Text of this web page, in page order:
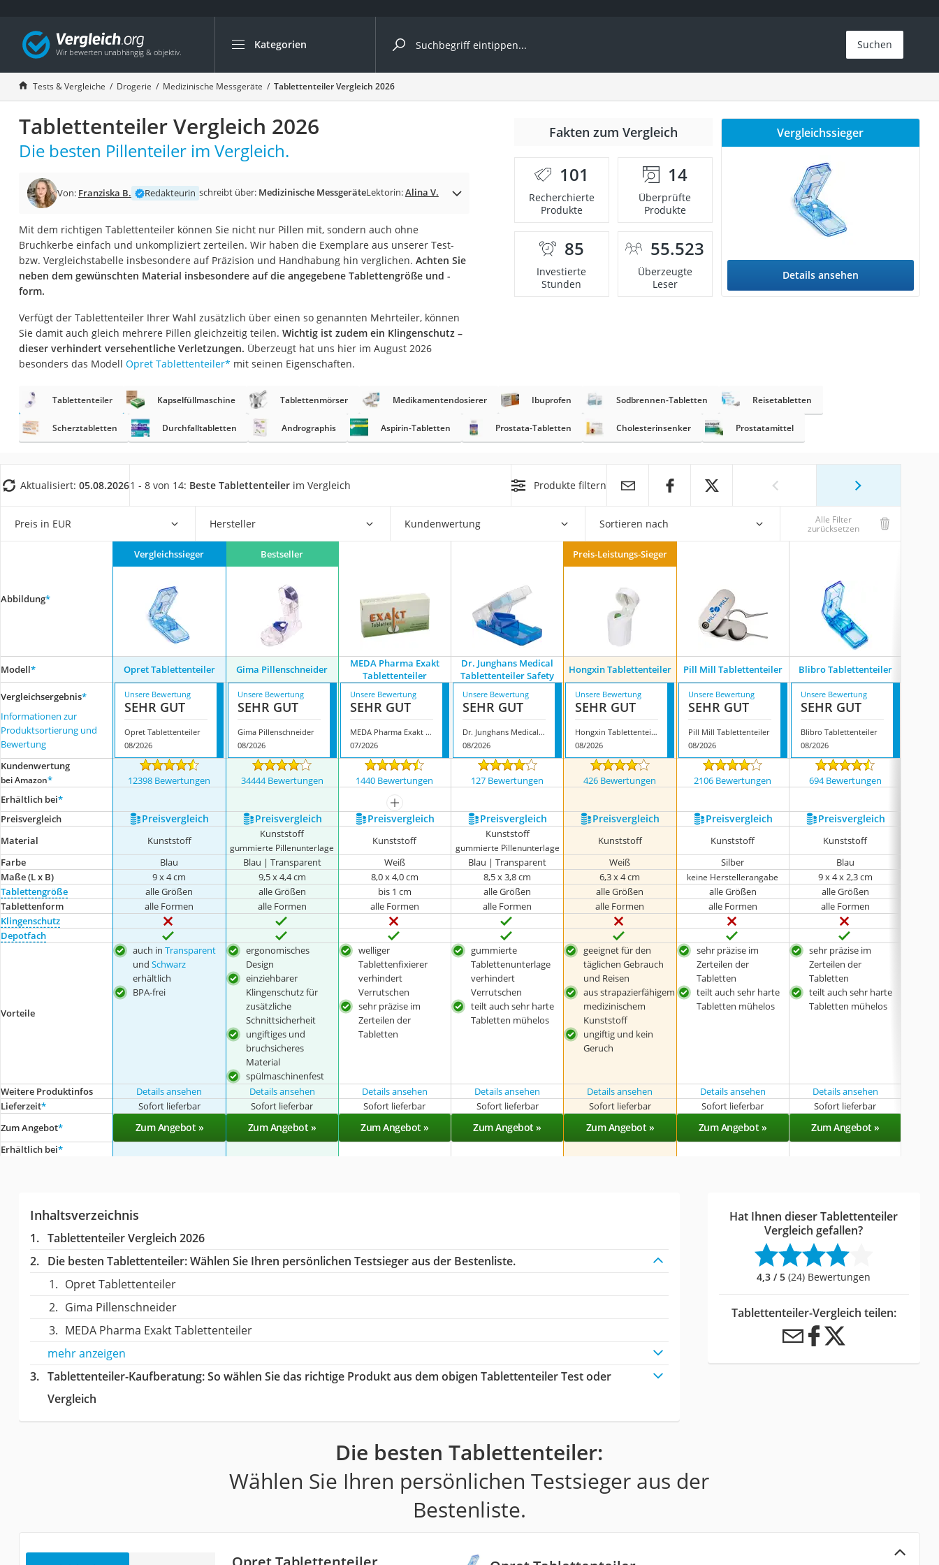
Kategorien
Die beliebtesten Vergleiche nach Kategorie
Drogerie
Inhalator
Haarschneider
Rollator
Braun Rasierer
Katzenklappe (Chip)
Masturbator
Massagepistole
Epilierer
Eiweißpulver
Magnesiumpräparat
Katzenklappe
Nackenmassagegerät
Zeckenschutz Katze
leichter Haartrockner
Schildkrötenhaus
Massagegerät
Service
Suchen
Tests & Vergleiche Drogerie Medizinische Messgeräte Tablettenteiler Vergleich 2026
Tablettenteiler Vergleich 2026
Die besten Pillenteiler im Vergleich.
Von: Franziska B. Redakteurin schreibt über: Medizinische MessgeräteLektorin:Alina V.
Mit dem richtigen Tablettenteiler können Sie nicht nur Pillen mit, sondern auch ohne
Bruchkerbe einfach und unkompliziert zerteilen. Wir haben die Exemplare aus unserer Test-
bzw. Vergleichstabelle insbesondere auf Präzision und Handhabung hin verglichen. Achten Sie
neben dem gewünschten Material insbesondere auf die angegebene Tablettengröße und -
form.
Verfügt der Tablettenteiler Ihrer Wahl zusätzlich über einen so genannten Mehrteiler, können
Sie damit auch gleich mehrere Pillen gleichzeitig teilen. Wichtig ist zudem ein Klingenschutz –
dieser verhindert versehentliche Verletzungen. Überzeugt hat uns hier im August 2026
besonders das Modell Opret Tablettenteiler* mit seinen Eigenschaften.
Fakten zum Vergleich
101
Recherchierte
Produkte
14
Überprüfte
Produkte
85
Investierte
Stunden
55.523
Überzeugte
Leser
Vergleichssieger
Details ansehen
Tablettenteiler Kapselfüllmaschine Tablettenmörser Medikamentendosierer Ibuprofen Sodbrennen-Tabletten Reisetabletten
Scherztabletten Durchfalltabletten Andrographis Aspirin-Tabletten Prostata-Tabletten Cholesterinsenker Prostatamittel
Aktualisiert: 05.08.20261 - 8 von 14: Beste Tablettenteiler im Vergleich Produkte filtern
Preis in EUR Hersteller Kundenwertung Sortieren nach Alle Filter
zurücksetzen
Abbildung*
Vergleichssieger Bestseller Preis-Leistungs-Sieger
Modell* Opret Tablettenteiler Gima Pillenschneider
MEDA Pharma Exakt
Tablettenteiler
Dr. Junghans Medical
Tablettenteiler Safety
Hongxin Tablettenteiler Pill Mill Tablettenteiler Blibro Tablettenteiler
Vergleichsergebnis*
Informationen zur
Produktsortierung und
Bewertung
Unsere Bewertung
SEHR GUT
Opret Tablettenteiler
08/2026
Unsere Bewertung
SEHR GUT
Gima Pillenschneider
08/2026
Unsere Bewertung
SEHR GUT
MEDA Pharma Exakt Tablettenteiler
07/2026
Unsere Bewertung
SEHR GUT
Dr. Junghans Medical Tablettenteiler Safety
08/2026
Unsere Bewertung
SEHR GUT
Hongxin Tablettenteiler
08/2026
Unsere Bewertung
SEHR GUT
Pill Mill Tablettenteiler
08/2026
Unsere Bewertung
SEHR GUT
Blibro Tablettenteiler
08/2026
Kundenwertung
bei Amazon* 12398 Bewertungen 34444 Bewertungen 1440 Bewertungen 127 Bewertungen 426 Bewertungen 2106 Bewertungen 694 Bewertungen
Erhältlich bei*
mehr anzeigen
Preis­vergleich
Preis­vergleich Preis­vergleich Preis­vergleich Preis­vergleich Preis­vergleich Preis­vergleich Preis­vergleich
Material Kunststoff
Kunststoff
gummierte Pillenunterlage
Kunststoff
Kunststoff
gummierte Pillenunterlage
Kunststoff Kunststoff Kunststoff
Farbe
Blau Blau | Transparent Weiß Blau | Transparent Weiß Silber Blau
Maße (L x B)
9 x 4 cm 9,5 x 4,4 cm 8,0 x 4,0 cm 8,5 x 3,8 cm 6,3 x 4 cm keine Herstellerangabe 9 x 4 x 2,3 cm
Tablettengröße
alle Größen alle Größen bis 1 cm alle Größen alle Größen alle Größen alle Größen
Tablettenform
alle Formen alle Formen alle Formen alle Formen alle Formen alle Formen alle Formen
Klingenschutz
Depotfach
Vorteile
auch inTransparent
undSchwarz
erhältlich
BPA-frei
ergonomisches
Design
einziehbarer
Klingenschutz für
zusätzliche
Schnittsicherheit
ungiftiges und
bruchsicheres
Material
spülmaschinenfest
welliger
Tablettenfixierer
verhindert
Verrutschen
sehr präzise im
Zerteilen der
Tabletten
gummierte
Tablettenunterlage
verhindert
Verrutschen
teilt auch sehr harte
Tabletten mühelos
geeignet für den
täglichen Gebrauch
und Reisen
aus strapazierfähigem
medizinischem
Kunststoff
ungiftig und kein
Geruch
sehr präzise im
Zerteilen der
Tabletten
teilt auch sehr harte
Tabletten mühelos
sehr präzise im
Zerteilen der
Tabletten
teilt auch sehr harte
Tabletten mühelos
Weitere Produktinfos Details ansehen Details ansehen Details ansehen Details ansehen Details ansehen Details ansehen Details ansehen
Lieferzeit* Sofort lieferbar Sofort lieferbar Sofort lieferbar Sofort lieferbar Sofort lieferbar Sofort lieferbar Sofort lieferbar
Zum Angebot* Zum Angebot » Zum Angebot » Zum Angebot » Zum Angebot » Zum Angebot » Zum Angebot » Zum Angebot »
Erhältlich bei*
Inhaltsverzeichnis
Tablettenteiler Vergleich 2026
Die besten Tablettenteiler:Wählen Sie Ihren persönlichen Testsieger aus der Bestenliste.
Opret Tablettenteiler
Gima Pillenschneider
MEDA Pharma Exakt Tablettenteiler
mehr anzeigen
Tablettenteiler-Kaufberatung: So wählen Sie das richtige Produkt aus dem obigen Tablettenteiler Test oder
Vergleich
Hat Ihnen dieser Tablettenteiler
Vergleich gefallen?
4,3 / 5 (24) Bewertungen
Tablettenteiler-Vergleich teilen:
Die besten Tablettenteiler:
Wählen Sie Ihren persönlichen Testsieger aus der
Bestenliste.